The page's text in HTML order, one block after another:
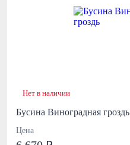
Нет в наличии
Бусина Виноградная гроздь
Цена